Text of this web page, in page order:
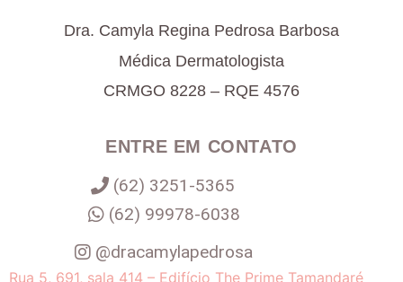
Dra. Camyla Regina Pedrosa Barbosa
Médica Dermatologista
CRMGO 8228 – RQE 4576
ENTRE EM CONTATO
(62) 3251-5365
(62) 99978-6038
@dracamylapedrosa
Rua 5, 691, sala 414 – Edifício The Prime Tamandaré